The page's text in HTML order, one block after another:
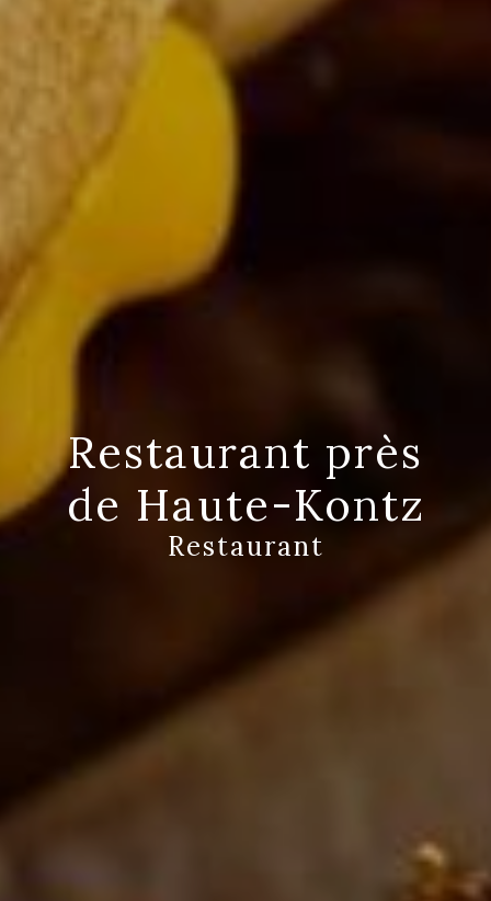
Restaurant près
de Haute-Kontz
Restaurant